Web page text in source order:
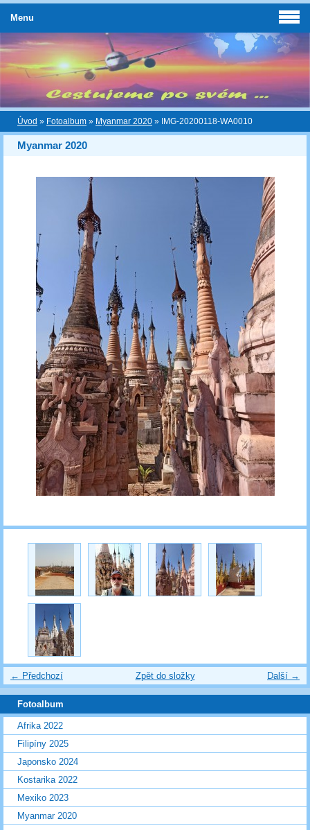
Úvod » Fotoalbum » Myanmar 2020 » IMG-20200118-WA0010
Myanmar 2020
← Předchozí Další →
Zpět do složky
Menu
Fotoalbum
Afrika 2022
Filipíny 2025
Japonsko 2024
Kostarika 2022
Mexiko 2023
Myanmar 2020